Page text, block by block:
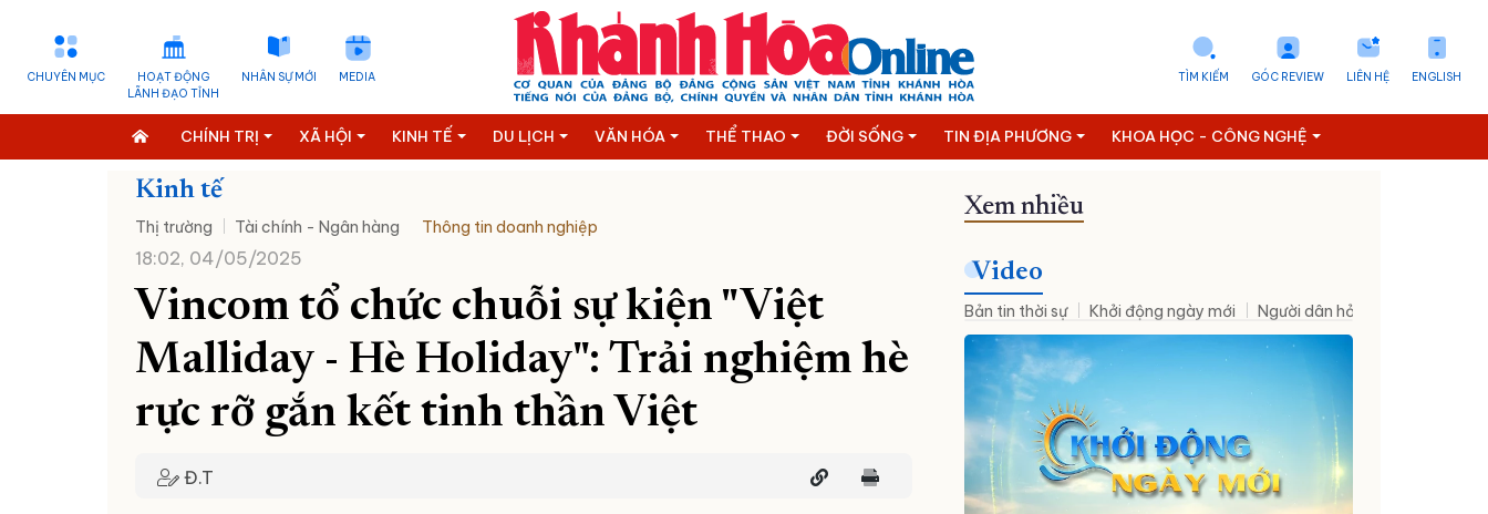
CHUYÊN MỤC
HOẠT ĐỘNG
LÃNH ĐẠO TỈNH
NHÂN SỰ MỚI MEDIA ENGLISH
LIÊN HỆ
GÓC REVIEW
TÌM KIẾM
CHÍNH TRỊ XÃ HỘI KINH TẾ DU LỊCH VĂN HÓA THỂ THAO ĐỜI SỐNG TIN ĐỊA PHƯƠNG KHOA HỌC - CÔNG NGHỆ
Kinh tế
Thị trường Tài chính - Ngân hàng Thông tin doanh nghiệp
18:02, 04/05/2025
Vincom tổ chức chuỗi sự kiện "Việt
Malliday - Hè Holiday": Trải nghiệm hè
rực rỡ gắn kết tinh thần Việt
Đ.T
Xem nhiều
Video
Bản tin thời sự Khởi động ngày mới Người dân hỏi – Cơ quan nhà